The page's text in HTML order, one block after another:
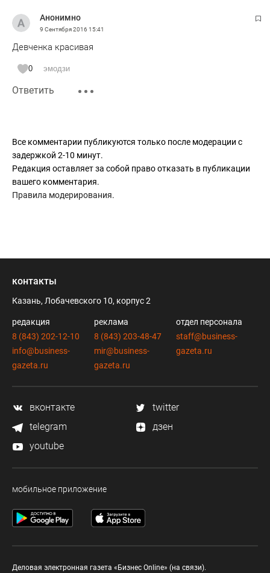
Анонимно
9 Сентября 2016 15:41
Девченка красивая
0 эмодзи
Ответить
Все комментарии публикуются только после модерации с
задержкой 2-10 минут.
Редакция оставляет за собой право отказать в публикации
вашего комментария.
Правила модерирования.
контакты
Казань, Лобачевского 10, корпус 2
редакция
8 (843) 202-12-10
info@business-
gazeta.ru
реклама
8 (843) 203-48-47
mir@business-
gazeta.ru
отдел персонала
staff@business-
gazeta.ru
вконтакте
twitter
telegram
дзен
youtube
мобильное приложение
Деловая электронная газета «Бизнес Online» (на связи).